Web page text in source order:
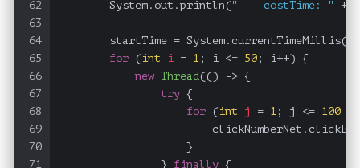
62
63
64
65
66
67
68
69
70
71
        System.out.println(
"----costTime: " +
        startTime = System.currentTimeMillis();
for ( int i = 1 ; i <= 50 ; i++) {
new Thread(() -> {
try {
for ( int j = 1 ; j <= 100
                    }
                }
finally {